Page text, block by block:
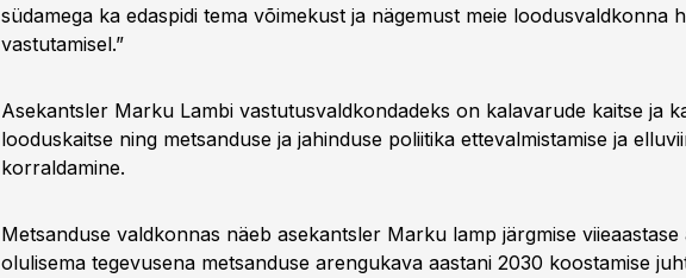
südamega ka edaspidi tema võimekust ja nägemust meie loodusvaldkonna
vastutamisel.”
Asekantsler Marku Lambi vastutusvaldkondadeks on kalavarude kaitse ja
looduskaitse ning metsanduse ja jahinduse poliitika ettevalmistamise ja
korraldamine.
Metsanduse valdkonnas näeb asekantsler Marku lamp järgmise viieaastase
olulisema tegevusena metsanduse arengukava aastani 2030 koostamise